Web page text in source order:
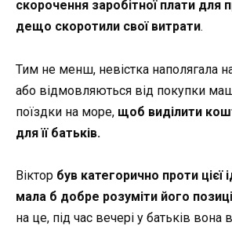
скорочення заробітної плати для
дещо скоротили свої витрати.
Тим не менш, невістка наполягала
або відмовляються від покупки
поїздки на море, щоб виділити
для її батьків.
Віктор був категорично проти цієї
мала б добре розуміти його
на це, під час вечері у батьків вона